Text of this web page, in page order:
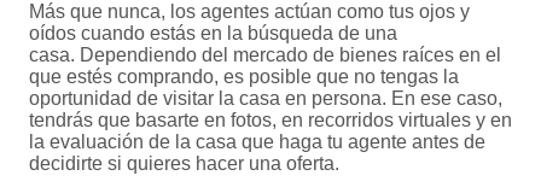
Más que nunca, los agentes actúan como tus ojos y
oídos cuando estás en la búsqueda de una
casa. Dependiendo del mercado de bienes raíces en el
que estés comprando, es posible que no tengas la
oportunidad de visitar la casa en persona. En ese caso,
tendrás que basarte en fotos, en recorridos virtuales y en
la evaluación de la casa que haga tu agente antes de
decidirte si quieres hacer una oferta.